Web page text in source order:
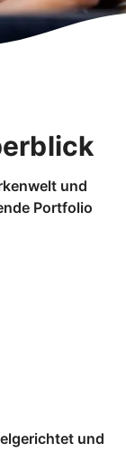
und
Portfolio
und